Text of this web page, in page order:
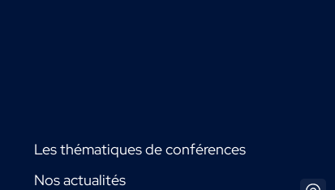
Les thématiques de conférences
Nos actualités